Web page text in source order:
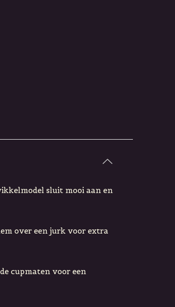
sluit mooi aan en
over een jurk voor extra
cupmaten voor een